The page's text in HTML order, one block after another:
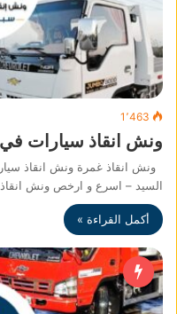
1٬463
ونش انقاذ سيارات
ونش انقاذ غمرة ونش انقاذ
السيد – اسرع و ارخص ونش
أكمل القراءة »